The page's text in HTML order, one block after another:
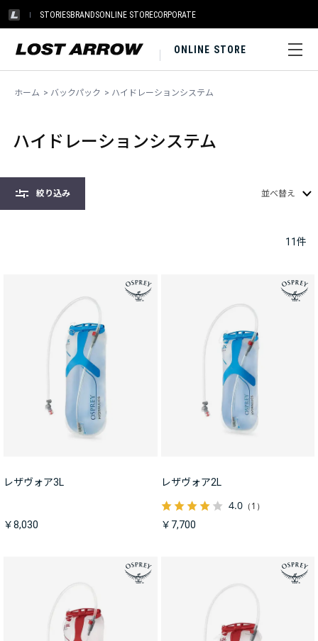
STORIESBRANDSONLINE STORECORPORATE
ONLINE STORE
ホーム > バックパック > ハイドレーションシステム
ハイドレーションシステム
絞り込み 並べ替え
11件
レザヴォア3L
￥8,030
レザヴォア2L
4.0（1）
￥7,700